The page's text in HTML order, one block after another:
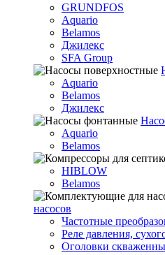
GRUNDFOS
Aquario
Belamos
Джилекс
SFA Group
Aquario
Belamos
Джилекс
Aquario
Belamos
HIBLOW
Belamos
насосов
Частотные
Реле давления,
Оголовки